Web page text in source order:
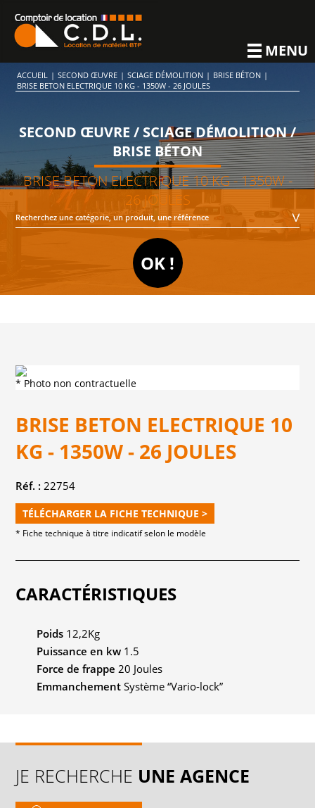
MENU
ACCUEIL | SECOND ŒUVRE | SCIAGE DÉMOLITION | BRISE BÉTON |
BRISE BETON ELECTRIQUE 10 KG - 1350W - 26 JOULES
SECOND ŒUVRE / SCIAGE DÉMOLITION /
BRISE BÉTON
BRISE BETON ELECTRIQUE 10 KG - 1350W -
26 JOULES
* Photo non contractuelle
BRISE BETON ELECTRIQUE 10
KG - 1350W - 26 JOULES
Réf. : 22754
TÉLÉCHARGER LA FICHE TECHNIQUE >
* Fiche technique à titre indicatif selon le modèle
CARACTÉRISTIQUES
Poids 12,2Kg
Puissance en kw 1.5
Force de frappe 20 Joules
Emmanchement Système “Vario-lock”
JE RECHERCHE UNE AGENCE